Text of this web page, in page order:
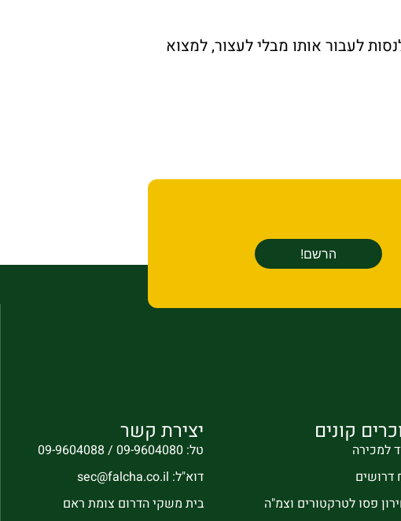
לעבור אותו מבלי לעצור, למצוא
קונים
למכירה
דרושים
פסו לטרקטורים וצמ"ה
יצירת קשר
טל: 09-9604080 / 09-9604088
דוא"ל: sec@falcha.co.il
בית משקי הדרום צומת ראם